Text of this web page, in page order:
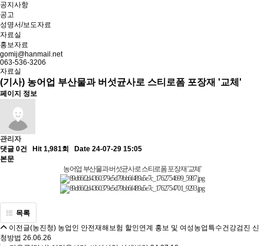
공지사항
공고
성명서/보도자료
자료실
홍보자료
gomij@hanmail.net
063-536-3206
자료실
(기사) 농어업 부산물과 버섯균사로 스티로폼 포장재 '교체'
페이지 정보
관리자
댓글 0건
Hit 1,981회
Date 24-07-29 15:05
본문
농어업 부산물과 버섯균사로 스티로폼 포장재 '교체'
목록
이전글(농진청) 농업인 안전재해보험 할인연계 홍보 및 여성농업특수건강검진 신
청방법 26.06.26